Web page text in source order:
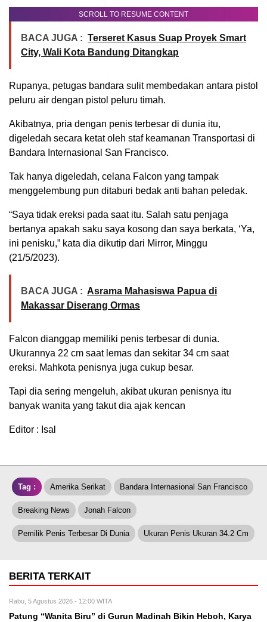
SCROLL TO RESUME CONTENT
BACA JUGA : Terseret Kasus Suap Proyek Smart
City, Wali Kota Bandung Ditangkap
Rupanya, petugas bandara sulit membedakan antara pistol
peluru air dengan pistol peluru timah.
Akibatnya, pria dengan penis terbesar di dunia itu,
digeledah secara ketat oleh staf keamanan Transportasi di
Bandara Internasional San Francisco.
Tak hanya digeledah, celana Falcon yang tampak
menggelembung pun ditaburi bedak anti bahan peledak.
“Saya tidak ereksi pada saat itu. Salah satu penjaga
bertanya apakah saku saya kosong dan saya berkata, ‘Ya,
ini penisku,” kata dia dikutip dari Mirror, Minggu
(21/5/2023).
BACA JUGA : Asrama Mahasiswa Papua di
Makassar Diserang Ormas
Falcon dianggap memiliki penis terbesar di dunia.
Ukurannya 22 cm saat lemas dan sekitar 34 cm saat
ereksi. Mahkota penisnya juga cukup besar.
Tapi dia sering mengeluh, akibat ukuran penisnya itu
banyak wanita yang takut dia ajak kencan
Editor : Isal
Tag : Amerika Serikat Bandara Internasional San Francisco
Breaking News Jonah Falcon
Pemilik Penis Terbesar Di Dunia Ukuran Penis Ukuran 34.2 Cm
BERITA TERKAIT
Rabu, 5 Agustus 2026 - 12:00 WITA
Patung “Wanita Biru” di Gurun Madinah Bikin Heboh, Karya